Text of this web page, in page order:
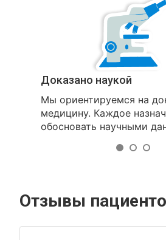
Доказано наукой
Мы ориентируемся на
медицину. Каждое
обосновать научными
Отзывы